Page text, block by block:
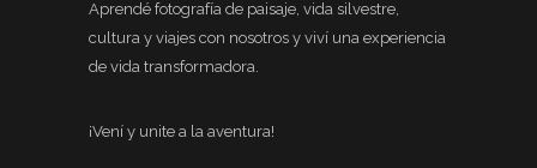
Aprendé fotografía de paisaje, vida silvestre,
cultura y viajes con nosotros y viví una experiencia
de vida transformadora.
¡Vení y unite a la aventura!